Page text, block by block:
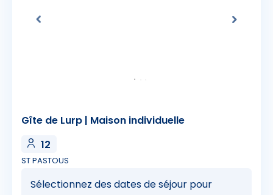
Gîte de Lurp | Maison individuelle
12
ST PASTOUS
Sélectionnez des dates de séjour pour